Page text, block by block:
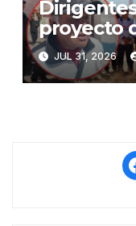
proyecto
salida a
demora
JUL 31, 2026